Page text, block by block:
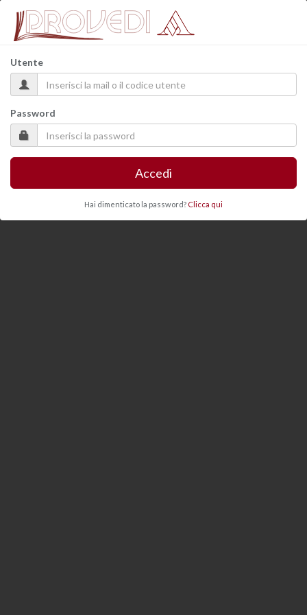
Utente
Password
Accedi
Hai dimenticato la password? Clicca qui